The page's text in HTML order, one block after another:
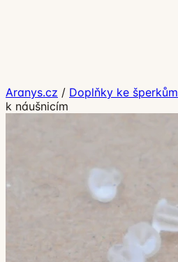
Aranys.cz / Doplňky ke šperkům
k náušnicím